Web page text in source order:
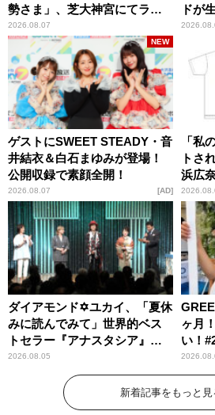
勢さま」、芝大神宮にてラン
パンプスが合格祈願！
2026.08.07
ドが
ー昼ズ
ゲストにSWEET STEADY・音
井結衣＆白石まゆみが登場！
公開収録で素顔全開！
2026.08.07
NEW
AD
「私
トさ
浜広
ッズ発
ダイアモンド✡ユカイ、「夏休
みに読んでみて」世界的ベス
トセラー『アナスタシア』を
紹介
2026.08.05
ヶ月
い！
新着記事をもっと見